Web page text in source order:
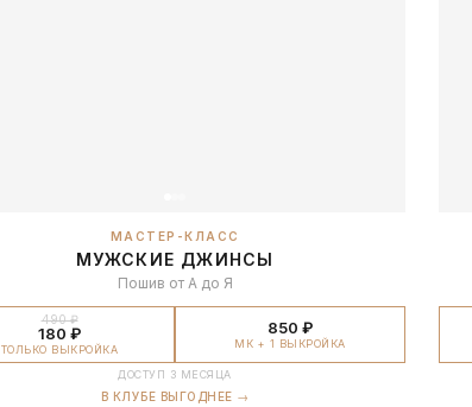
МАСТЕР-КЛАСС
МУЖСКИЕ ДЖИНСЫ
Пошив от А до Я
490 ₽
180 ₽
ТОЛЬКО ВЫКРОЙКА
850 ₽
МК + 1 ВЫКРОЙКА
ДОСТУП 3 МЕСЯЦА
В КЛУБЕ ВЫГОДНЕЕ →